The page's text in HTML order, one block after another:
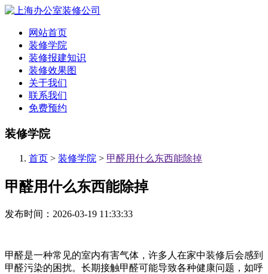
网站首页
装修学院
装修报建知识
装修效果图
关于我们
联系我们
免费预约
装修学院
首页 > 装修学院 > 甲醛用什么东西能除掉
甲醛用什么东西能除掉
发布时间：2026-03-19 11:33:33
甲醛是一种常见的室内有害气体，许多人在家中装修后会感到
甲醛污染的困扰。长期接触甲醛可能导致各种健康问题，如呼